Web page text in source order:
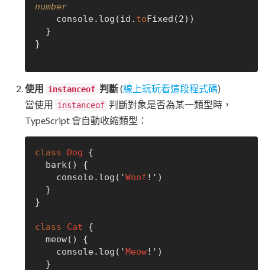
number
    console.log(id.
toFixed(2) )
}
使用 instanceof 判斷(線上玩玩看這段程式碼)
當使用
instanceof 判斷對象是否為某一類型時，
TypeScript 會自動收縮類型：
class Dog {
    console.log('
Woof !')
}
class Cat {
    console.log('
Meow!')